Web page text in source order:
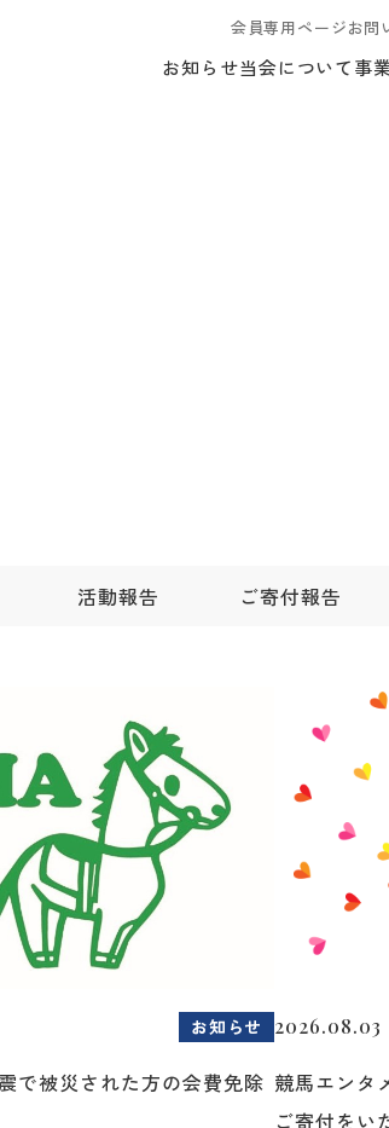
会員専用ページお問
お知らせ当会について事
活動報告 ご寄付報告
お知らせ
で被災された方の会費免除
2026.08.03
競馬エンタ
ご寄付をい